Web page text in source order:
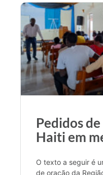
Pedidos
Haiti em
O texto a seguir é
de oração da